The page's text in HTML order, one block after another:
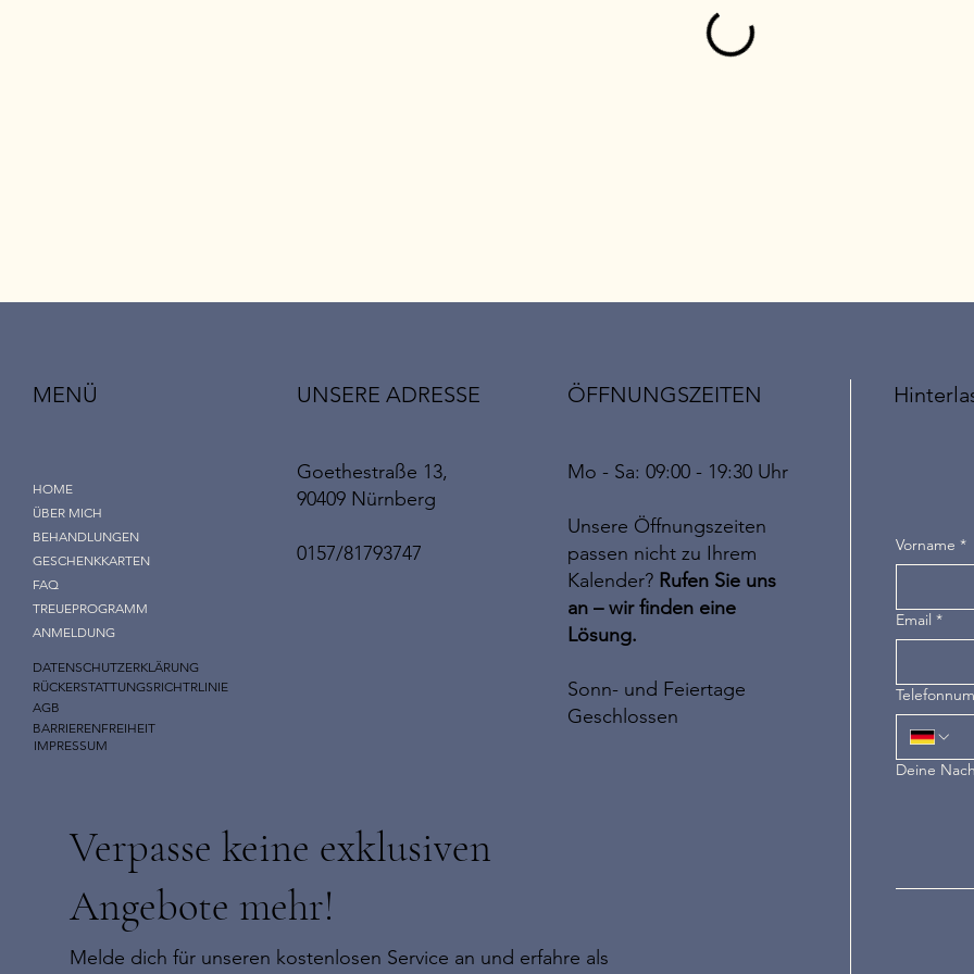
MENÜ
HOME
ÜBER MICH
BEHANDLUNGEN
GESCHENKKARTEN
FAQ
TREUEPROGRAMM
ANMELDUNG
DATENSCHUTZERKLÄRUNG
RÜCKERSTATTUNGSRICHTRLINIE
AGB
BARRIERENFREIHEIT
IMPRESSUM
UNSERE ADRESSE
Goethestraße 13,
90409 Nürnberg
0157/81793747
ÖFFNUNGSZEITEN
Mo - Sa: 09:00 - 19:30 Uhr
Unsere Öffnungszeiten
passen nicht zu Ihrem
Kalender? Rufen Sie uns
an – wir finden eine
Lösung.
Sonn- und Feiertage
Geschlossen
Vorname *
Email *
Deine
Verpasse keine exklusiven
Angebote mehr!
Melde dich für unseren kostenlosen Service an und erfahre als